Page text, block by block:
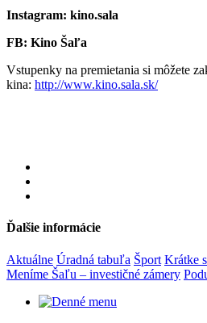
Instagram: kino.sala
FB: Kino Šaľa
Vstupenky na premietania si môžete
kina: http://www.kino.sala.sk/
Ďalšie informácie
Aktuálne Úradná tabuľa Šport Krátke
Meníme Šaľu – investičné zámery